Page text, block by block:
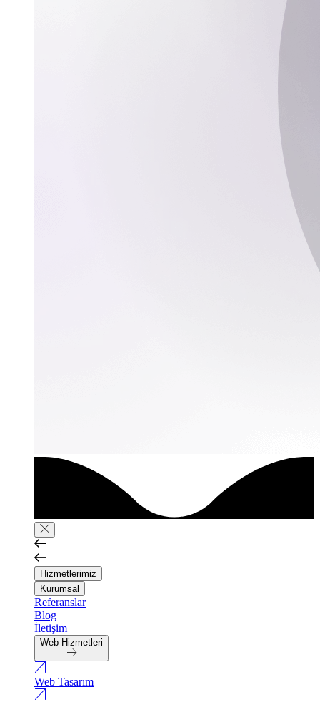
Hizmetlerimiz
Kurumsal
Referanslar
Blog
İletişim
Web Hizmetleri
Web Tasarım